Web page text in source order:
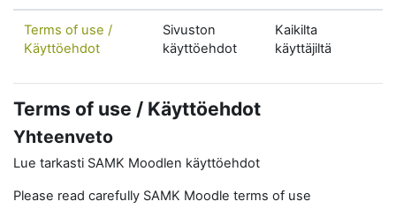
Terms of use /
Käyttöehdot
Sivuston
käyttöehdot
Kaikilta
käyttäjiltä
Terms of use / Käyttöehdot
Yhteenveto
Lue tarkasti SAMK Moodlen käyttöehdot
Please read carefully SAMK Moodle terms of use